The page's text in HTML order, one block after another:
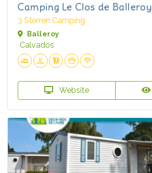
Camping Le Clos de Balleroy
3 Sterren Camping
Balleroy
Calvados
Website